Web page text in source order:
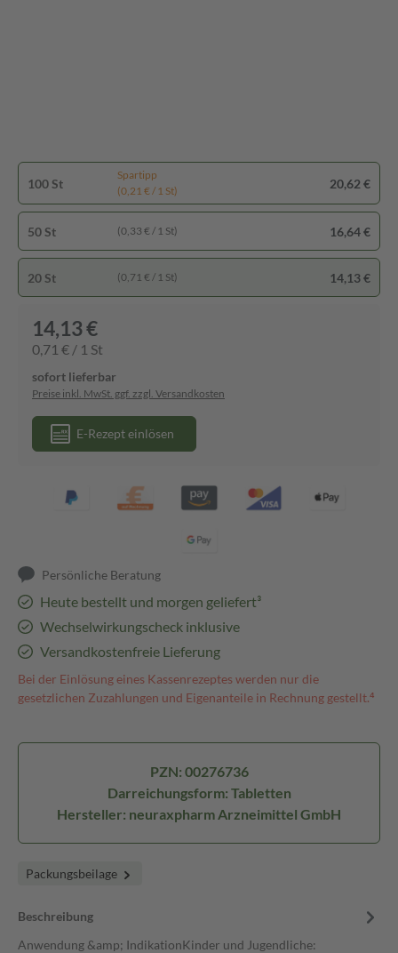
100 St
Spartipp
(0,21 € / 1 St)
20,62 €
50 St (0,33 € / 1 St) 16,64 €
20 St (0,71 € / 1 St) 14,13 €
14,13 €
0,71 € / 1 St
sofort lieferbar
Preise inkl. MwSt. ggf. zzgl. Versandkosten
E-Rezept einlösen
Persönliche Beratung
Heute bestellt und morgen geliefert³
Wechselwirkungscheck inklusive
Versandkostenfreie Lieferung
Bei der Einlösung eines Kassenrezeptes werden nur die
gesetzlichen Zuzahlungen und Eigenanteile in Rechnung gestellt.⁴
PZN: 00276736
Darreichungsform: Tabletten
Hersteller: neuraxpharm Arzneimittel GmbH
Packungsbeilage
Beschreibung
Anwendung &amp; IndikationKinder und Jugendliche: